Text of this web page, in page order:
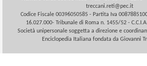
treccani.reti@pec.it
Codice Fiscale 00396050585 - Partita Iva
16.027.000- Tribunale di Roma n. 1455/52 -
Società unipersonale soggetta a direzione e
Enciclopedia Italiana fondata da Giovanni